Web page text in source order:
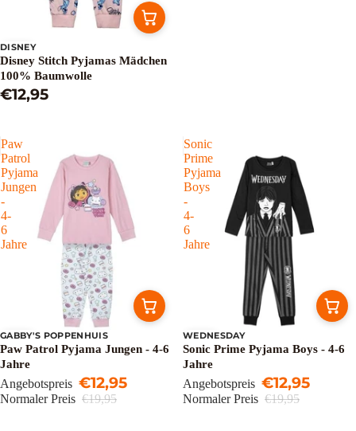
Sale
DISNEY
Disney Stitch Pyjamas Mädchen
100% Baumwolle
€12,95
Paw
Patrol
Pyjama
Jungen
-
4-
6
Jahre
Sale
GABBY'S POPPENHUIS
Paw Patrol Pyjama Jungen - 4-6
Jahre
Angebotspreis €12,95
Normaler Preis €19,95
Sonic
Prime
Pyjama
Boys
-
4-
6
Jahre
Sale
WEDNESDAY
Sonic Prime Pyjama Boys - 4-6
Jahre
Angebotspreis €12,95
Normaler Preis €19,95